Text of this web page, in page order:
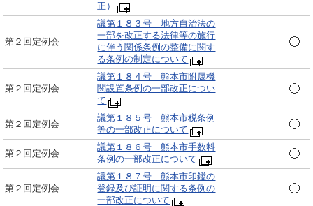
正）
第２回定例会
議第１８３号 地方自治法の
一部を改正する法律等の施行
に伴う関係条例の整備に関す
る条例の制定について
第２回定例会
議第１８４号 熊本市附属機
関設置条例の一部改正につい
て
第２回定例会
議第１８５号 熊本市税条例
等の一部改正について
第２回定例会
議第１８６号 熊本市手数料
条例の一部改正について
第２回定例会
議第１８７号 熊本市印鑑の
登録及び証明に関する条例の
一部改正について